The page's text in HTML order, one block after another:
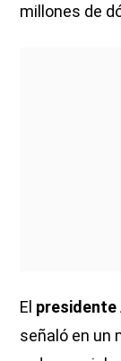
millones de
El presidente
señaló en un